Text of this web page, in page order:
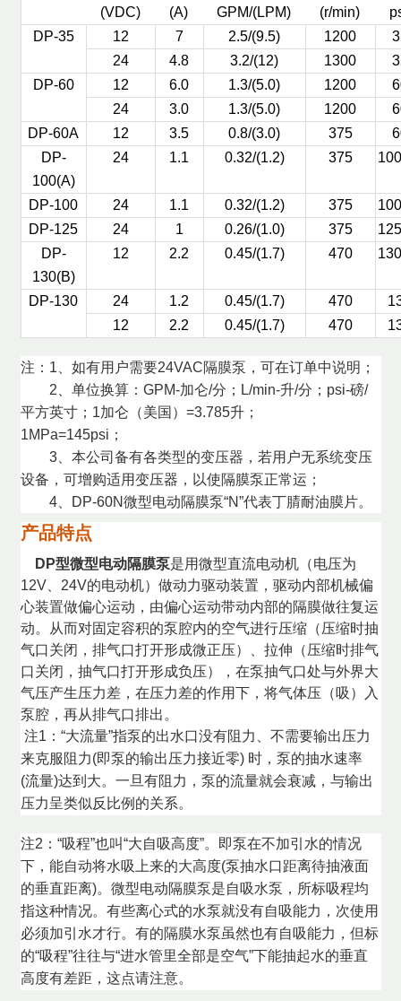
(VDC)
(A)
GPM/(LPM)
(r/min)
DP-35
12 7 2.5/(9.5) 1200
24
4.8 3.2/(12) 1300
DP-60
12 6.0 1.3/(5.0) 1200
24
3.0 1.3/(5.0) 1200
DP-60A
12 3.5 0.8/(3.0) 375
DP-
100(A)
24 1.1 0.32/(1.2) 375
DP-100 24 1.1 0.32/(1.2) 375
DP-125
24 1 0.26/(1.0) 375
DP-
130(B)
12 2.2 0.45/(1.7) 470
DP-130 24 1.2 0.45/(1.7) 470
12
2.2 0.45/(1.7) 470
注：1 、如有用户需要24VAC隔膜泵，可在订单中说明；
2、单位换算：GPM-加仑/分；L/min-升/分；psi-磅/
平方英寸；1加仑（美国）=3.785升；
1MPa=145psi；
3、本公司备有各类型的变压器，若用户无系统变压
设备，可增购适用变压器，以使隔膜泵正常运；
4、DP-60N微型电动隔膜泵“N”代表丁腈耐油膜片。
产品特点
DP型微型电动隔膜泵是用微型直流电动机（电压为
12V、24V的电动机）做动力驱动装置，驱动内部机械偏
心装置做偏心运动，由偏心运动带动内部的隔膜做往复运
动。从而对固定容积的泵腔内的空气进行压缩（压缩时抽
气口关闭，排气口打开形成微正压）、拉伸（压缩时排气
口关闭，抽气口打开形成负压），在泵抽气口处与外界大
气压产生压力差，在压力差的作用下，将气体压（吸）入
泵腔，再从排气口排出。
注1：“大流量”指泵的出水口没有阻力、不需要输出压力
来克服阻力(即泵的输出压力接近零) 时，泵的抽水速率
(流量)达到大。一旦有阻力，泵的流量就会衰减，与输出
压力呈类似反比例的关系。
注2：“吸程”也叫“大自吸高度”。即泵在不加引水的情况
下，能自动将水吸上来的大高度(泵抽水口距离待抽液面
的垂直距离)。微型电动隔膜泵是自吸水泵，所标吸程均
指这种情况。有些离心式的水泵就没有自吸能力，次使用
必须加引水才行。有的隔膜水泵虽然也有自吸能力，但标
的“吸程”往往与“进水管里全部是空气”下能抽起水的垂直
高度有差距，这点请注意。